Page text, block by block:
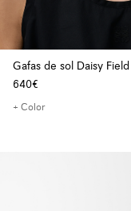
Gafas de sol Daisy Field
640€
+ Color